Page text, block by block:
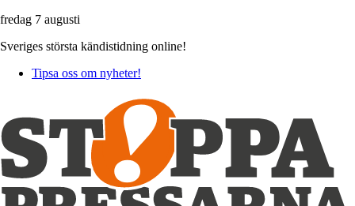
fredag 7 augusti
Sveriges största kändistidning online!
Tipsa oss om nyheter!